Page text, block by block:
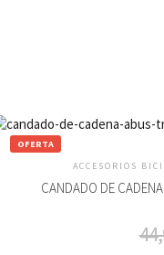
OFERTA
ACCESORIOS
CANDADO DE